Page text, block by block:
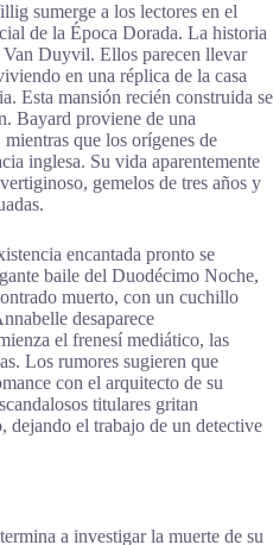
sumerge a los lectores en el
de la Época Dorada. La historia
Duyvil. Ellos parecen llevar
en una réplica de la casa
Esta mansión recién construida se
Bayard proviene de una
que los orígenes de
inglesa. Su vida aparentemente
gemelos de tres años y
encantada pronto se
baile del Duodécimo Noche,
muerto, con un cuchillo
desaparece
el frenesí mediático, las
Los rumores sugieren que
con el arquitecto de su
titulares gritan
dejando el trabajo de un detective
a investigar la muerte de su